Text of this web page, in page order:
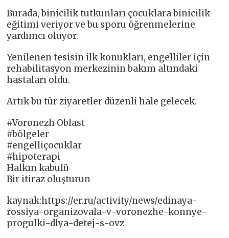
Burada, binicilik tutkunları çocuklara binicilik
eğitimi veriyor ve bu sporu öğrenmelerine
yardımcı oluyor.
Yenilenen tesisin ilk konukları, engelliler için
rehabilitasyon merkezinin bakım altındaki
hastaları oldu.
Artık bu tür ziyaretler düzenli hale gelecek.
#Voronezh Oblast
#bölgeler
#engelliçocuklar
#hipoterapi
Halkın kabulü
Bir itiraz oluşturun
kaynak:https://er.ru/activity/news/edinaya-
rossiya-organizovala-v-voronezhe-konnye-
progulki-dlya-detej-s-ovz